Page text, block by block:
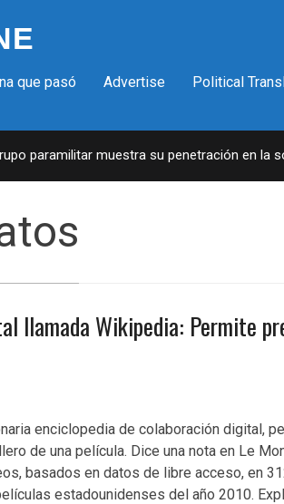
que pasó Advertise Political
paramilitar muestra su penetración en la
llamada Wikipedia: Permite
enciclopedia de colaboración digital,
de una película. Dice una nota en Le
basados en datos de libre acceso, en
estadounidenses del año 2010.